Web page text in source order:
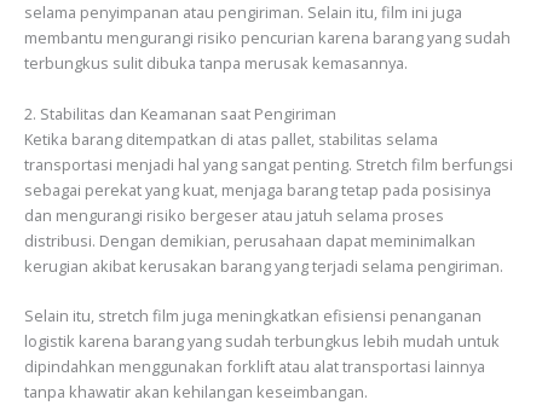
selama penyimpanan atau pengiriman. Selain itu, film ini juga
membantu mengurangi risiko pencurian karena barang yang sudah
terbungkus sulit dibuka tanpa merusak kemasannya.
2. Stabilitas dan Keamanan saat Pengiriman
Ketika barang ditempatkan di atas pallet, stabilitas selama
transportasi menjadi hal yang sangat penting. Stretch film berfungsi
sebagai perekat yang kuat, menjaga barang tetap pada posisinya
dan mengurangi risiko bergeser atau jatuh selama proses
distribusi. Dengan demikian, perusahaan dapat meminimalkan
kerugian akibat kerusakan barang yang terjadi selama pengiriman.
Selain itu, stretch film juga meningkatkan efisiensi penanganan
logistik karena barang yang sudah terbungkus lebih mudah untuk
dipindahkan menggunakan forklift atau alat transportasi lainnya
tanpa khawatir akan kehilangan keseimbangan.